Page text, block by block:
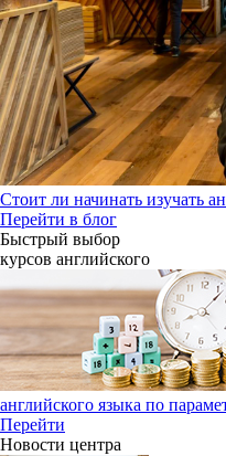
Стоит ли начинать изучать
Перейти в блог
Быстрый выбор
курсов английcкого
английского языка по
Перейти
Новости центра